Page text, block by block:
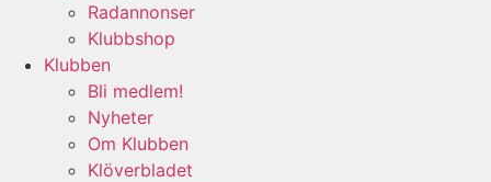
Radannonser
Klubbshop
Klubben
Bli medlem!
Nyheter
Om Klubben
Klöverbladet